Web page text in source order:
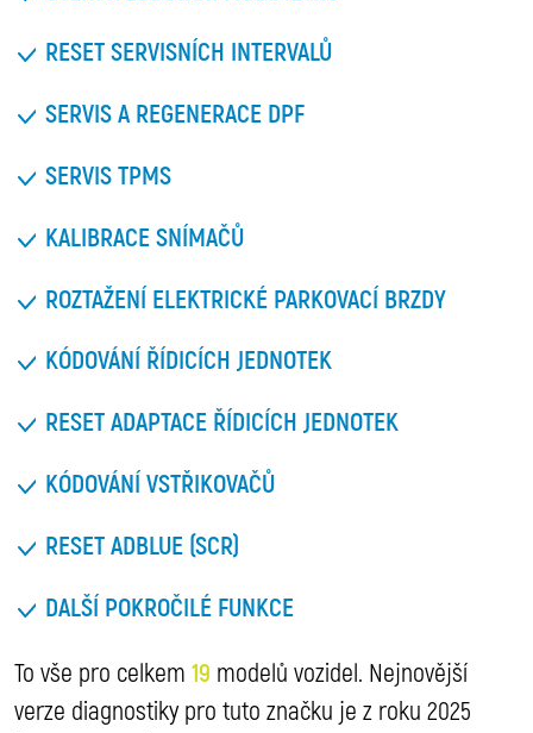
RESET SERVISNÍCH INTERVALŮ
SERVIS A REGENERACE DPF
SERVIS TPMS
KALIBRACE SNÍMAČŮ
ROZTAŽENÍ ELEKTRICKÉ PARKOVACÍ BRZDY
KÓDOVÁNÍ ŘÍDICÍCH JEDNOTEK
RESET ADAPTACE ŘÍDICÍCH JEDNOTEK
KÓDOVÁNÍ VSTŘIKOVAČŮ
RESET ADBLUE (SCR)
DALŠÍ POKROČILÉ FUNKCE
To vše pro celkem 19 modelů vozidel. Nejnovější
verze diagnostiky pro tuto značku je z roku 2025